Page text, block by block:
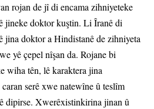
rojan de jî di encama zihniyeteke
jineke doktor kuştin. Li Îranê di
jina doktor a Hindistanê de zihniyeta
yê çepel nîşan da. Rojane bi
wiha tên, lê karaktera jina
serê xwe natewîne û teslîm
dipirse. Xwerêxistinkirina jinan û